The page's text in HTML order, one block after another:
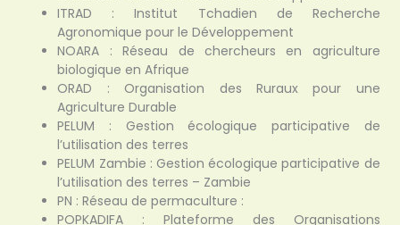
ITRAD : Institut Tchadien de Recherche
Agronomique pour le Développement
NOARA : Réseau de chercheurs en agriculture
biologique en Afrique
ORAD : Organisation des Ruraux pour une
Agriculture Durable
PELUM : Gestion écologique participative de
l’utilisation des terres
PELUM Zambie : Gestion écologique participative de
l’utilisation des terres – Zambie
PN : Réseau de permaculture :
POPKADIFA : Plateforme des Organisations